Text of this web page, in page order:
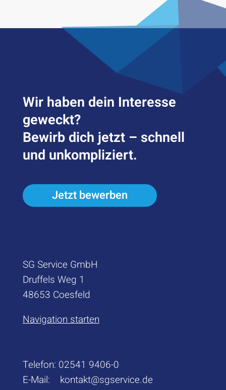
Wir haben dein Inter­esse
geweckt?
Bewirb dich jetzt – schnell
und unkompliziert.
Jetzt bewerben
SG Service GmbH
Druffels Weg 1
48653 Coesfeld
Navigation starten
Telefon: 02541 9406-0
E-Mail: kontakt@sgservice.de